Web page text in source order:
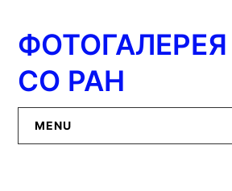
содержимому
СО РАН
MENU